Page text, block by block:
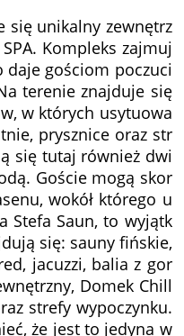
się unikalny zewnętrz
Kompleks zajmuj
daje gościom poczuci
terenie znajduje się
w których usytuowa
prysznice oraz str
się tutaj również dwi
Goście mogą skor
wokół którego u
Stefa Saun, to wyjątk
się: sauny fińskie,
jacuzzi, balia z gor
Domek Chill
strefy wypoczynku.
że jest to jedyna w